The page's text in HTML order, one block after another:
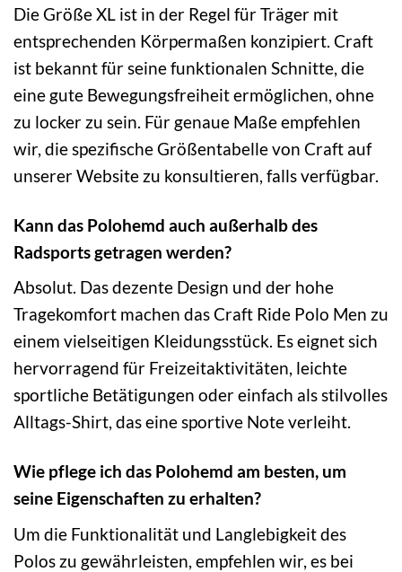
Die Größe XL ist in der Regel für Träger mit
entsprechenden Körpermaßen konzipiert. Craft
ist bekannt für seine funktionalen Schnitte, die
eine gute Bewegungsfreiheit ermöglichen, ohne
zu locker zu sein. Für genaue Maße empfehlen
wir, die spezifische Größentabelle von Craft auf
unserer Website zu konsultieren, falls verfügbar.
Kann das Polohemd auch außerhalb des
Radsports getragen werden?
Absolut. Das dezente Design und der hohe
Tragekomfort machen das Craft Ride Polo Men zu
einem vielseitigen Kleidungsstück. Es eignet sich
hervorragend für Freizeitaktivitäten, leichte
sportliche Betätigungen oder einfach als stilvolles
Alltags-Shirt, das eine sportive Note verleiht.
Wie pflege ich das Polohemd am besten, um
seine Eigenschaften zu erhalten?
Um die Funktionalität und Langlebigkeit des
Polos zu gewährleisten, empfehlen wir, es bei